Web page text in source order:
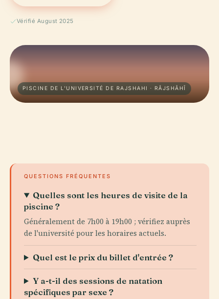
Vérifié August 2025
PISCINE DE L'UNIVERSITÉ DE RAJSHAHI · RÂJSHÂHÎ
QUESTIONS FRÉQUENTES
Quelles sont les heures de visite de la
piscine ?
Généralement de 7h00 à 19h00 ; vérifiez auprès
de l'université pour les horaires actuels.
Quel est le prix du billet d'entrée ?
Y a-t-il des sessions de natation
spécifiques par sexe ?